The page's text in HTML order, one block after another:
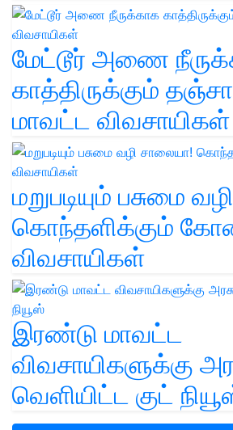
மேட்டூர் அணை
காத்திருக்கும்
மாவட்ட விவசாயிகள்
மறுபடியும் பசுமை
கொந்தளிக்கும்
விவசாயிகள்
இரண்டு மாவட்ட
விவசாயிகளுக்கு
வெளியிட்ட குட்